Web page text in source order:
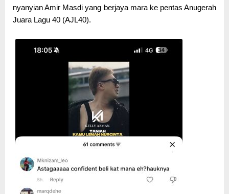
nyanyian Amir Masdi yang berjaya mara ke pentas Anugerah
Juara Lagu 40 (AJL40).